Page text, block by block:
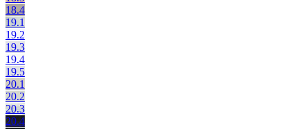
18.4
19.1
19.2
19.3
19.4
19.5
20.1
20.2
20.3
20.4